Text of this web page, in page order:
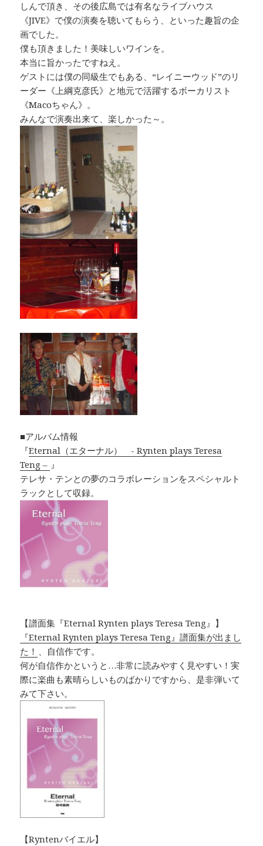
しんで頂き、その後広島では有名なライブハウス
《JIVE》で僕の演奏を聴いてもらう、といった趣旨の企
画でした。
僕も頂きました！美味しいワインを。
本当に旨かったですねえ。
ゲストには僕の同級生でもある、“レイニーウッド”のリ
ーダー《上綱克彦氏》と地元で活躍するボーカリスト
《Macoちゃん》。
みんなで演奏出来て、楽しかった～。
■アルバム情報
『Eternal（エターナル） - Rynten plays Teresa
Teng – 』
テレサ・テンとの夢のコラボレーションをスペシャルト
ラックとして収録。
【譜面集『Eternal Rynten plays Teresa Teng』】
『Eternal Rynten plays Teresa Teng』譜面集が出まし
た！ 、自信作です。
何が自信作かというと…非常に読みやすく見やすい！実
際に楽曲も素晴らしいものばかりですから、是非弾いて
みて下さい。
【Ryntenバイエル】